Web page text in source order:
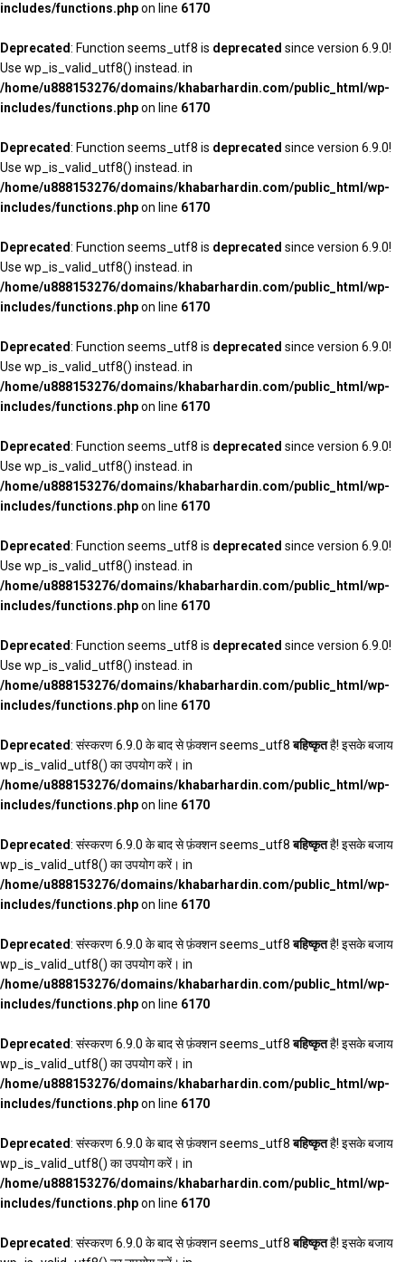
includes/functions.phpon line 6170
Deprecated: Function seems_utf8 is deprecated since version 6.9.0!
Use wp_is_valid_utf8() instead. in
/home/u888153276/domains/khabarhardin.com/public_html/wp-
includes/functions.phpon line 6170
Deprecated: Function seems_utf8 is deprecated since version 6.9.0!
Use wp_is_valid_utf8() instead. in
/home/u888153276/domains/khabarhardin.com/public_html/wp-
includes/functions.phpon line 6170
Deprecated: Function seems_utf8 is deprecated since version 6.9.0!
Use wp_is_valid_utf8() instead. in
/home/u888153276/domains/khabarhardin.com/public_html/wp-
includes/functions.phpon line 6170
Deprecated: Function seems_utf8 is deprecated since version 6.9.0!
Use wp_is_valid_utf8() instead. in
/home/u888153276/domains/khabarhardin.com/public_html/wp-
includes/functions.phpon line 6170
Deprecated: Function seems_utf8 is deprecated since version 6.9.0!
Use wp_is_valid_utf8() instead. in
/home/u888153276/domains/khabarhardin.com/public_html/wp-
includes/functions.phpon line 6170
Deprecated: Function seems_utf8 is deprecated since version 6.9.0!
Use wp_is_valid_utf8() instead. in
/home/u888153276/domains/khabarhardin.com/public_html/wp-
includes/functions.phpon line 6170
Deprecated: Function seems_utf8 is deprecated since version 6.9.0!
Use wp_is_valid_utf8() instead. in
/home/u888153276/domains/khabarhardin.com/public_html/wp-
includes/functions.phpon line 6170
Deprecated: संस्करण 6.9.0 के बाद से फ़ंक्शन seems_utf8बहिष्कृतहै! इसके बजाय
wp_is_valid_utf8() का उपयोग करें। in
/home/u888153276/domains/khabarhardin.com/public_html/wp-
includes/functions.phpon line 6170
Deprecated: संस्करण 6.9.0 के बाद से फ़ंक्शन seems_utf8बहिष्कृतहै! इसके बजाय
wp_is_valid_utf8() का उपयोग करें। in
/home/u888153276/domains/khabarhardin.com/public_html/wp-
includes/functions.phpon line 6170
Deprecated: संस्करण 6.9.0 के बाद से फ़ंक्शन seems_utf8बहिष्कृतहै! इसके बजाय
wp_is_valid_utf8() का उपयोग करें। in
/home/u888153276/domains/khabarhardin.com/public_html/wp-
includes/functions.phpon line 6170
Deprecated: संस्करण 6.9.0 के बाद से फ़ंक्शन seems_utf8बहिष्कृतहै! इसके बजाय
wp_is_valid_utf8() का उपयोग करें। in
/home/u888153276/domains/khabarhardin.com/public_html/wp-
includes/functions.phpon line 6170
Deprecated: संस्करण 6.9.0 के बाद से फ़ंक्शन seems_utf8बहिष्कृतहै! इसके बजाय
wp_is_valid_utf8() का उपयोग करें। in
/home/u888153276/domains/khabarhardin.com/public_html/wp-
includes/functions.phpon line 6170
Deprecated: संस्करण 6.9.0 के बाद से फ़ंक्शन seems_utf8बहिष्कृतहै! इसके बजाय